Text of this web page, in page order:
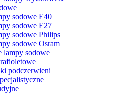
sodowe E40
sodowe E27
sodowe Philips
sodowe Osram
lampy sodowe
podczerwieni